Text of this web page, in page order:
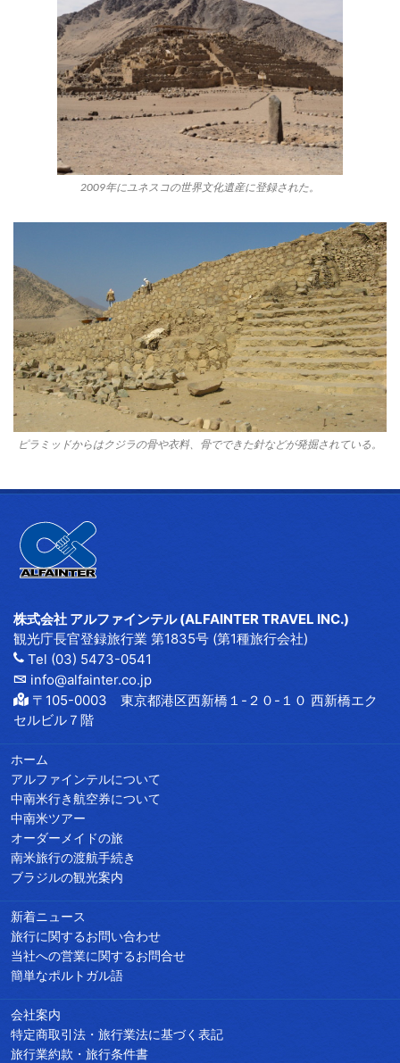
2009年にユネスコの世界文化遺産に登録された。
ピラミッドからはクジラの骨や衣料、骨でできた針などが発掘されている。
株式会社 アルファインテル (ALFAINTER TRAVEL INC.)
観光庁長官登録旅行業 第1835号 (第1種旅行会社)
Tel (03) 5473-0541
info@alfainter.co.jp
〒105-0003 東京都港区西新橋１-２０-１０ 西新橋エク
セルビル７階
ホーム
アルファインテルについて
中南米行き航空券について
中南米ツアー
オーダーメイドの旅
南米旅行の渡航手続き
ブラジルの観光案内
新着ニュース
旅行に関するお問い合わせ
当社への営業に関するお問合せ
簡単なポルトガル語
会社案内
特定商取引法・旅行業法に基づく表記
旅行業約款・旅行条件書